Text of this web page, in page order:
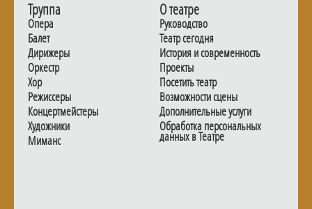
Труппа
Опера
Балет
Дирижеры
Оркестр
Хор
Режиссеры
Концертмейстеры
Художники
Миманс
О театре
Руководство
Театр сегодня
История и современность
Проекты
Посетить театр
Возможности сцены
Дополнительные услуги
Обработка персональных
данных в Театре